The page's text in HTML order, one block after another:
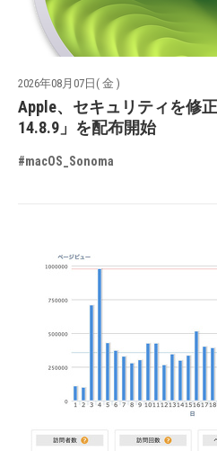
2026年08月07日( 金 )
Apple、セキュリティを修
14.8.9」を配布開始
#macOS_Sonoma